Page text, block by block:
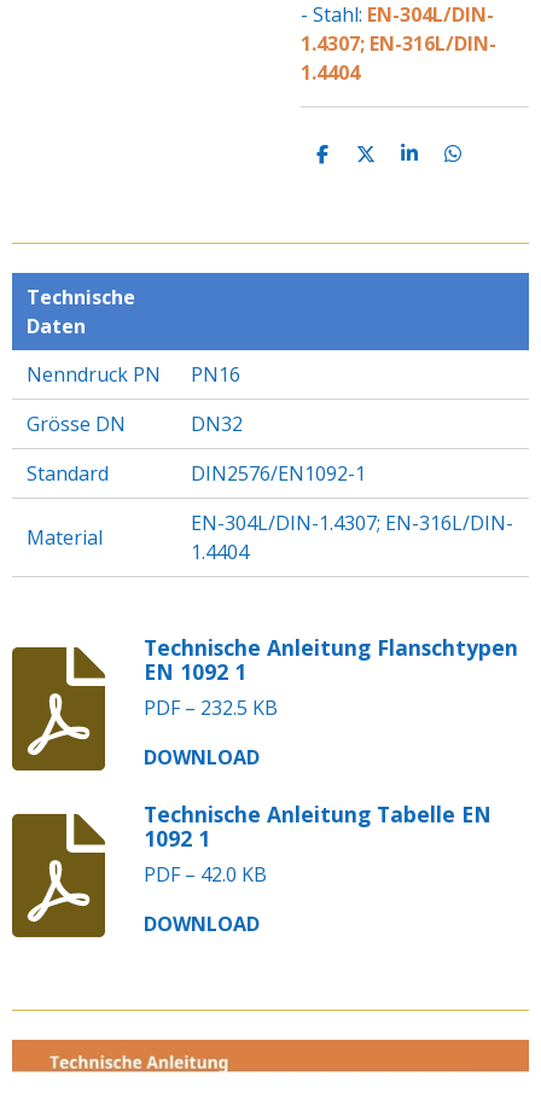
- Stahl: EN-304L/DIN-
1.4307; EN-316L/DIN-
1.4404
T
E
T
E
T
E
T
E
Technische
Daten
Nenndruck PN
PN16
Grösse DN
DN32
Standard
DIN2576/EN1092-1
Material
EN-304L/DIN-1.4307; EN-316L/DIN-
1.4404
Technische Anleitung Flanschtypen
EN 1092 1
PDF – 232.5 KB
DOWNLOAD
Technische Anleitung Tabelle EN
1092 1
PDF – 42.0 KB
DOWNLOAD